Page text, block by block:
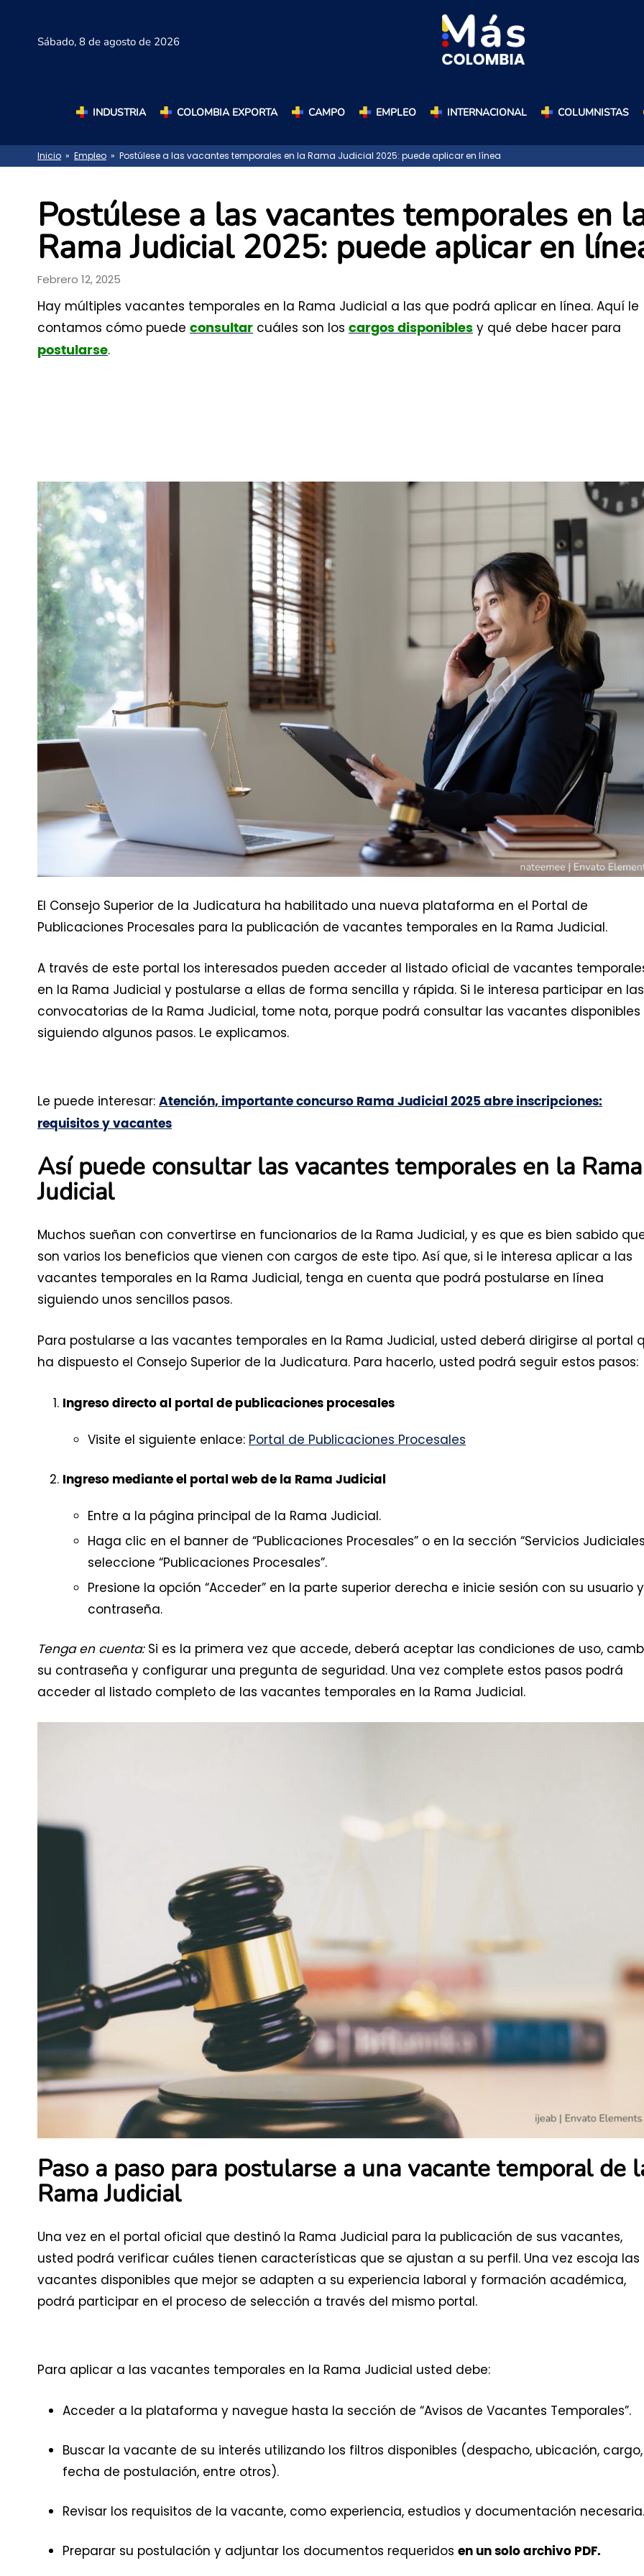
Sábado, 8 de agosto de 2026
INDUSTRIA COLOMBIA EXPORTA CAMPO EMPLEO INTERNACIONAL COLUMNISTAS
Inicio » Empleo » Postúlese a las vacantes temporales en la Rama Judicial 2025: puede aplicar en línea
Postúlese a las vacantes temporales en
Rama Judicial 2025: puede aplicar en
Febrero 12, 2025
Hay múltiples vacantes temporales en la Rama Judicial a las que podrá aplicar en línea. Aquí le
contamos cómo puede consultar cuáles son los cargos disponibles y qué debe hacer para
postularse.
El Consejo Superior de la Judicatura ha habilitado una nueva plataforma en el Portal de
Publicaciones Procesales para la publicación de vacantes temporales en la Rama Judicial.
A través de este portal los interesados pueden acceder al listado oficial de vacantes
en la Rama Judicial y postularse a ellas de forma sencilla y rápida. Si le interesa participar en las
convocatorias de la Rama Judicial, tome nota, porque podrá consultar las vacantes disponibles
siguiendo algunos pasos. Le explicamos.
Le puede interesar: Atención, importante concurso Rama Judicial 2025 abre inscripciones:
requisitos y vacantes
Así puede consultar las vacantes temporales en la Rama
Judicial
Muchos sueñan con convertirse en funcionarios de la Rama Judicial, y es que es bien sabido
son varios los beneficios que vienen con cargos de este tipo. Así que, si le interesa aplicar a las
vacantes temporales en la Rama Judicial, tenga en cuenta que podrá postularse en línea
siguiendo unos sencillos pasos.
Para postularse a las vacantes temporales en la Rama Judicial, usted deberá dirigirse al portal
ha dispuesto el Consejo Superior de la Judicatura. Para hacerlo, usted podrá seguir estos pasos:
Ingreso directo al portal de publicaciones procesales
Visite el siguiente enlace: Portal de Publicaciones Procesales
Ingreso mediante el portal web de la Rama Judicial
Entre a la página principal de la Rama Judicial.
Haga clic en el banner de “Publicaciones Procesales” o en la sección “Servicios
seleccione “Publicaciones Procesales”.
Presione la opción “Acceder” en la parte superior derecha e inicie sesión con su usuario y
contraseña.
Tenga en cuenta:Si es la primera vez que accede, deberá aceptar las condiciones de uso,
su contraseña y configurar una pregunta de seguridad. Una vez complete estos pasos podrá
acceder al listado completo de las vacantes temporales en la Rama Judicial.
Paso a paso para postularse a una vacante temporal de
Rama Judicial
Una vez en el portal oficial que destinó la Rama Judicial para la publicación de sus vacantes,
usted podrá verificar cuáles tienen características que se ajustan a su perfil. Una vez escoja las
vacantes disponibles que mejor se adapten a su experiencia laboral y formación académica,
podrá participar en el proceso de selección a través del mismo portal.
Para aplicar a las vacantes temporales en la Rama Judicial usted debe:
Acceder a la plataforma y navegue hasta la sección de “Avisos de Vacantes Temporales”.
Buscar la vacante de su interés utilizando los filtros disponibles (despacho, ubicación, cargo,
fecha de postulación, entre otros).
Revisar los requisitos de la vacante, como experiencia, estudios y documentación necesaria.
Preparar su postulación y adjuntar los documentos requeridos en un solo archivo PDF.